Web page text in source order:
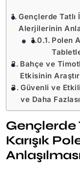
Gençlerde Tatlı
Alerjilerinin
Polen
Bahçe ve
Etkisinin
Güvenli ve
ve Daha Fazlası
Gençlerde
Karışık